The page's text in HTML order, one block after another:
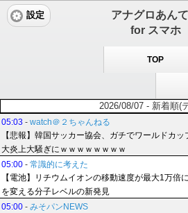
アナグロあん
for スマホ
設定
TOP
2026/08/07 - 新着順(
05:03 - watch＠２ちゃんねる
【悲報】韓国サッカー協会、ガチでワールドカ
大炎上大騒ぎにｗｗｗｗｗｗｗｗ
05:00 - 常識的に考えた
【電池】リチウムイオンの移動速度が最大1万倍
を変える分子レベルの新発見
05:00 - みそパンNEWS